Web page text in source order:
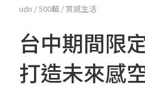
udn /500輯 / 質感生活
台中期間限
打造未來感